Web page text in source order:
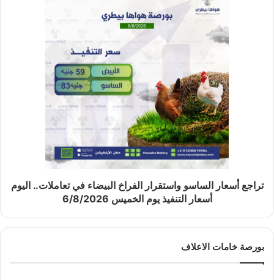
تراجع أسعار الساسو واستقرار الفراخ البيضاء في تعاملات.. اليوم
أسعار التنفيذ يوم الخميس 6/8/2026
بورصة خامات الاعلاف